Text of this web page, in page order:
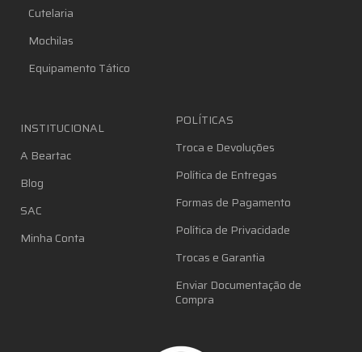
Cutelaria
Mochilas
Equipamento Tático
INSTITUCIONAL
A Beartac
Blog
SAC
Minha Conta
POLÍTICAS
Troca e Devoluções
Política de Entregas
Formas de Pagamento
Política de Privacidade
Trocas e Garantia
Enviar Documentação de
Compra